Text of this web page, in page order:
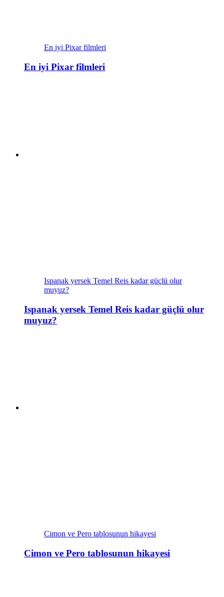
En iyi Pixar filmleri
En iyi Pixar filmleri
Ispanak yersek Temel Reis kadar güçlü olur
muyuz?
Ispanak yersek Temel Reis kadar güçlü olur
muyuz?
Cimon ve Pero tablosunun hikayesi
Cimon ve Pero tablosunun hikayesi